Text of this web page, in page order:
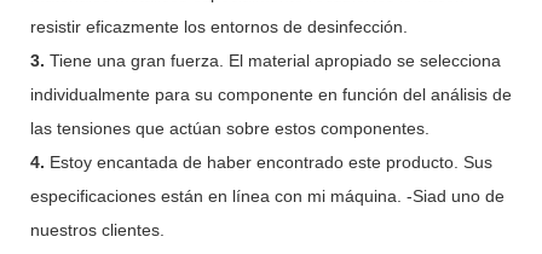
resistir eficazmente los entornos de desinfección.
3. Tiene una gran fuerza. El material apropiado se selecciona
individualmente para su componente en función del análisis de
las tensiones que actúan sobre estos componentes.
4. Estoy encantada de haber encontrado este producto. Sus
especificaciones están en línea con mi máquina. -Siad uno de
nuestros clientes.